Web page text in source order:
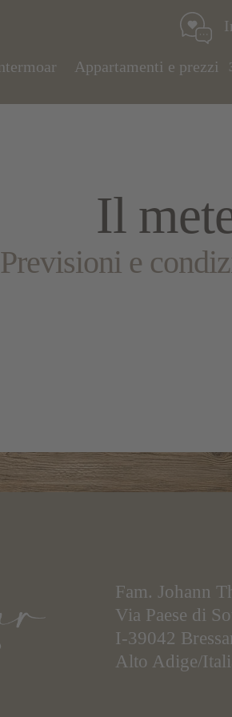
Appartamenti e prezzi
Il
Previsioni e
Fam. Johann
Via Paese di
I-39042
Alto Adige/